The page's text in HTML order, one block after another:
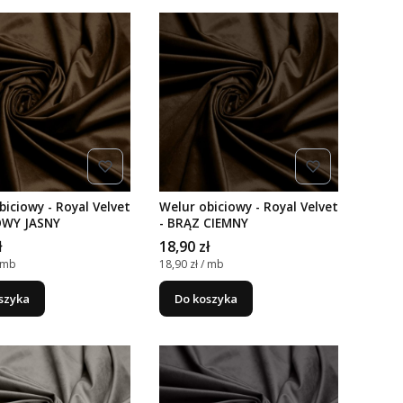
- Royal Velvet
JASNY
Welur obiciowy - Royal Velvet
- BRĄZ CIEMNY
Cena
18,90 zł
Cena jednostkowa
18,90 zł / mb
Do koszyka